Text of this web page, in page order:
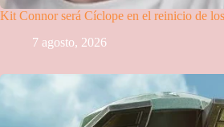
Kit Connor será Cíclope en el reinicio de
7 agosto, 2026